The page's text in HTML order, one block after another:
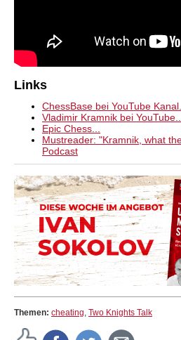
Links
ChessBase bei YouTube Kanal...
Vladimir Kramnik bei YouTube...
Epic Chess...
Mustreader: "Kramnik, what
Podcast
Themen: cheating, Two Knights Talk